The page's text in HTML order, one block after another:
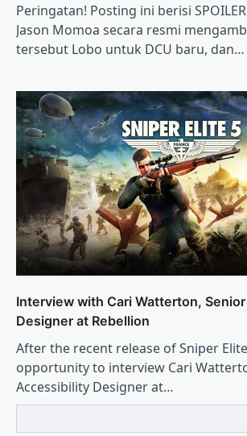
Peringatan! Posting ini berisi
Jason Momoa secara resmi
tersebut Lobo untuk DCU baru, dan…
Interview with Cari Watterton,
Designer at Rebellion
After the recent release of Sniper
opportunity to interview Cari
Accessibility Designer at…